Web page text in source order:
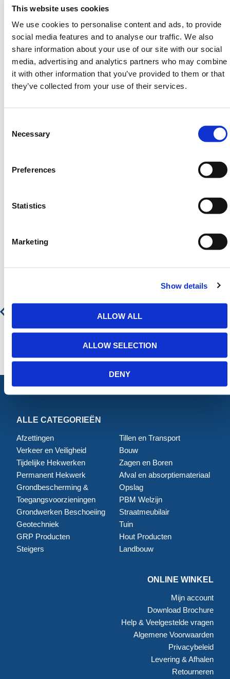
This website uses cookies
We use cookies to personalise content and ads, to provide
social media features and to analyse our traffic. We also
share information about your use of our site with our social
media, advertising and analytics partners who may combine
it with other information that you’ve provided to them or that
they’ve collected from your use of their services.
Selection
Necessary
Preferences
Statistics
Marketing
Show details
ALLOW ALL
ALLOW SELECTION
DENY
Wegplatendie voldoen aan alle vereiste
Heeft u hulp nodig? Neem vandaag nog
contact op met HERMEQ.
Neem contact op met ons team via telefoon0121
725 2338, emailsales@hermeq.nl of gebruik onze
live chat functie tussen 8:00 en 17:00 uur voor hulp
17:00 op
K-Form K135 Betonafreilat
ALLE CATEGORIEËN
Afzettingen
Verkeer en Veiligheid
Tijdelijke Hekwerken
Permanent Hekwerk
Grondbescherming &
Toegangsvoorzieningen
Grondwerken Beschoeiing
Geotechniek
GRP Producten
Steigers
Tillen en Transport
Bouw
Zagen en Boren
Afval en absorptiemateriaal
Opslag
PBM Welzijn
Straatmeubilair
Tuin
Hout Producten
Landbouw
ONLINE WINKEL
Mijn account
Download Brochure
Help & Veelgestelde vragen
Algemene Voorwaarden
Privacybeleid
Levering & Afhalen
Retourneren